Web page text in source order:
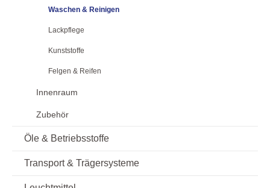
Waschen & Reinigen
Lackpflege
Kunststoffe
Felgen & Reifen
Innenraum
Zubehör
Öle & Betriebsstoffe
Transport & Trägersysteme